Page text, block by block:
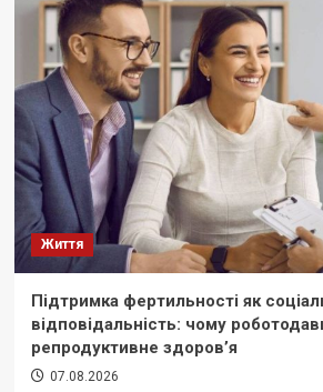
Життя
Підтримка фертильності як
відповідальність: чому
репродуктивне здоров’я
07.08.2026